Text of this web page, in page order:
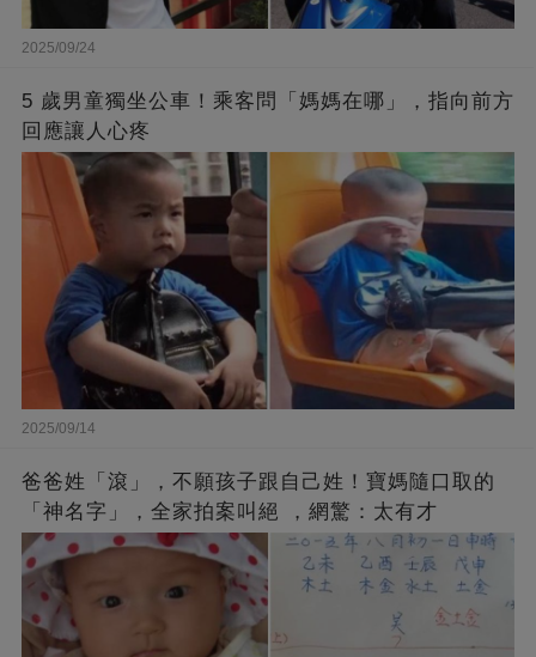
2025/09/24
5 歲男童獨坐公車！乘客問「媽媽在哪」，指向前方
回應讓人心疼
2025/09/14
爸爸姓「滾」，不願孩子跟自己姓！寶媽隨口取的
「神名字」，全家拍案叫絕 ，網驚：太有才